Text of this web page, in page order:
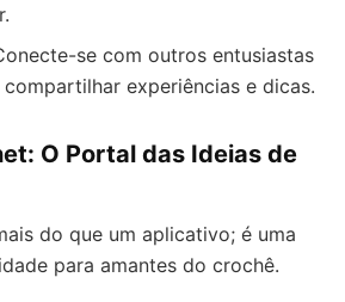
se com outros entusiastas
experiências e dicas.
O Portal das Ideias de
do que um aplicativo; é uma
para amantes do crochê.